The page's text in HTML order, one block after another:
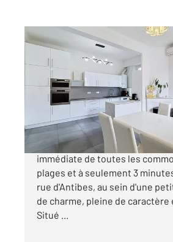
CANNES 06
67,01 m2
, 3 pièces
Ref : 52215
Appartement F3 à vendre
435 000 €
Cannes Basse Californie À
immédiate de toutes les
plages et à seulement 3
rue d'Antibes, au sein d'une
de charme, pleine de caractère
Situé ...